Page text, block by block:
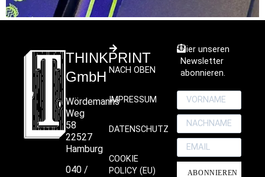
THINKPRINT
GmbH
Wördemanns
Weg
58
22527
Hamburg
040 /
NACH OBEN
IMPRESSUM
DATENSCHUTZ
COOKIE
POLICY (EU)
Hier unseren
Newsletter
abonnieren.
ABONNIEREN